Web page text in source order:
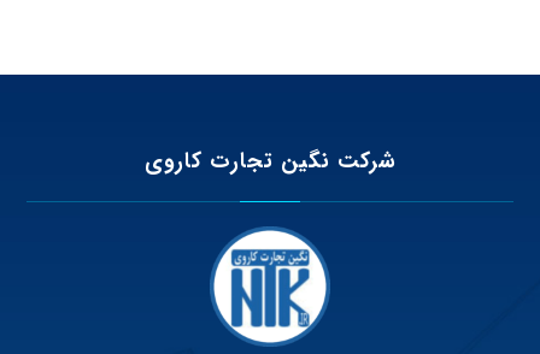
شرکت نگین تجارت کاروی